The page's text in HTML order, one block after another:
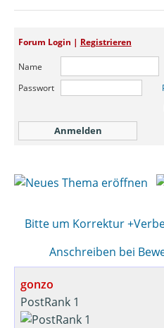
Forum Login | Registrieren
Name
Passwort
Bitte um Korrektur
Anschreiben bei
gonzo
PostRank 1